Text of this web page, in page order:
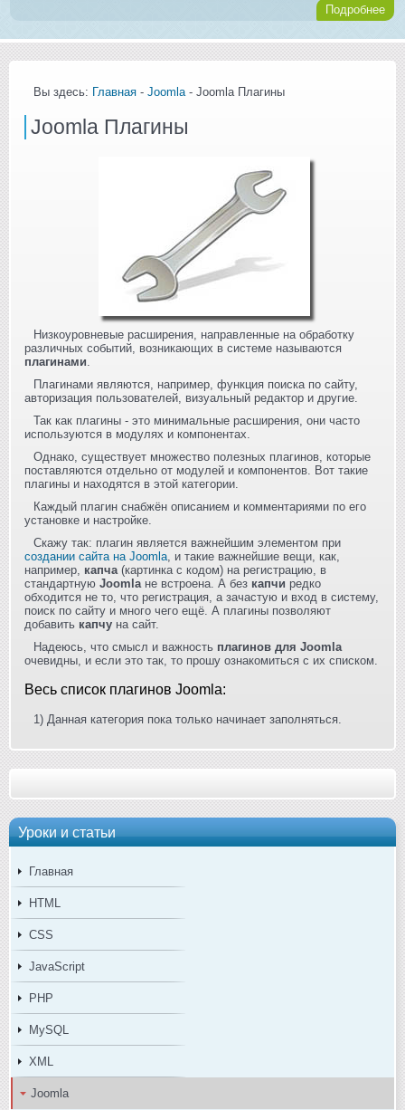
Подробнее
Уроки и статьи
Главная
HTML
CSS
JavaScript
PHP
MySQL
XML
Joomla
Вы здесь: Главная - Joomla - Joomla Плагины
Joomla Плагины
Низкоуровневые расширения, направленные на обработку
различных событий, возникающих в системе называются
плагинами.
Плагинами являются, например, функция поиска по сайту,
авторизация пользователей, визуальный редактор и другие.
Так как плагины - это минимальные расширения, они часто
используются в модулях и компонентах.
Однако, существует множество полезных плагинов, которые
поставляются отдельно от модулей и компонентов. Вот такие
плагины и находятся в этой категории.
Каждый плагин снабжён описанием и комментариями по его
установке и настройке.
Скажу так: плагин является важнейшим элементом при
создании сайта на Joomla, и такие важнейшие вещи, как,
например, капча(картинка с кодом) на регистрацию, в
стандартную Joomlaне встроена. А без капчи редко
обходится не то, что регистрация, а зачастую и вход в систему,
поиск по сайту и много чего ещё. А плагины позволяют
добавить капчу на сайт.
Надеюсь, что смысл и важность плагинов для Joomla
очевидны, и если это так, то прошу ознакомиться с их списком.
Весь список плагинов Joomla:
1) Данная категория пока только начинает заполняться.